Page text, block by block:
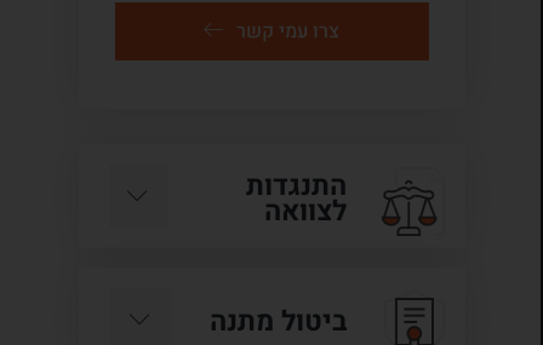
צרו עמי קשר
התנגדות
לצוואה
ביטול מתנה